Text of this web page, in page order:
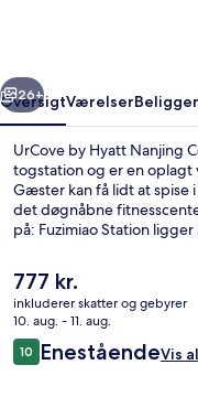
Næste
26+
OversigtVærelser
UrCove by Hyatt Nanjing
togstation og er en
Gæster kan få lidt at
det døgnåbne
på: Fuzimiao Station
Den
nuværende
pris
er
777 kr.
777 kr.
inkluderer skatter og gebyrer
10. aug. - 11. aug.
Anmeldelser
1010 ud af 10.
EneståendeVis